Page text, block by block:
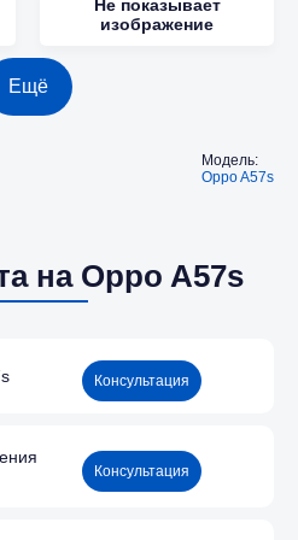
Не показывает
изображение
Ещё
Модель:
Oppo A57s
на Oppo A57s
Консультация
Консультация